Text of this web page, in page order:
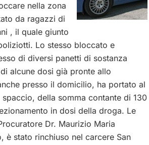
nella zona
da ragazzi di
, il quale giunto
Lo stesso bloccato e
di diversi panetti di sostanza
alcune dosi già pronte allo
presso il domicilio, ha portato al
della somma contante di 130
in dosi della droga. Le
Dr. Maurizio Maria
è stato rinchiuso nel carcere San